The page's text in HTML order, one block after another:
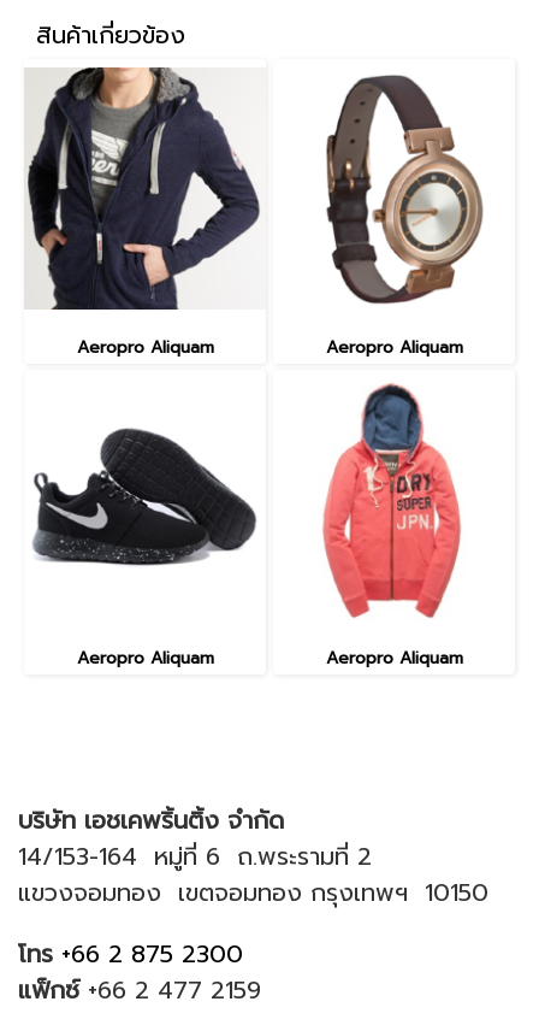
สินค้าเกี่ยวข้อง
Aeropro Aliquam Aeropro Aliquam
Aeropro Aliquam Aeropro Aliquam
บริษัท เอชเคพริ้นติ้ง จำกัด
14/153-164 หมู่ที่ 6 ถ.พระรามที่ 2
แขวงจอมทอง เขตจอมทอง กรุงเทพฯ 10150
โทร +66 2 875 2300
แฟ็กซ์ +66 2 477 2159